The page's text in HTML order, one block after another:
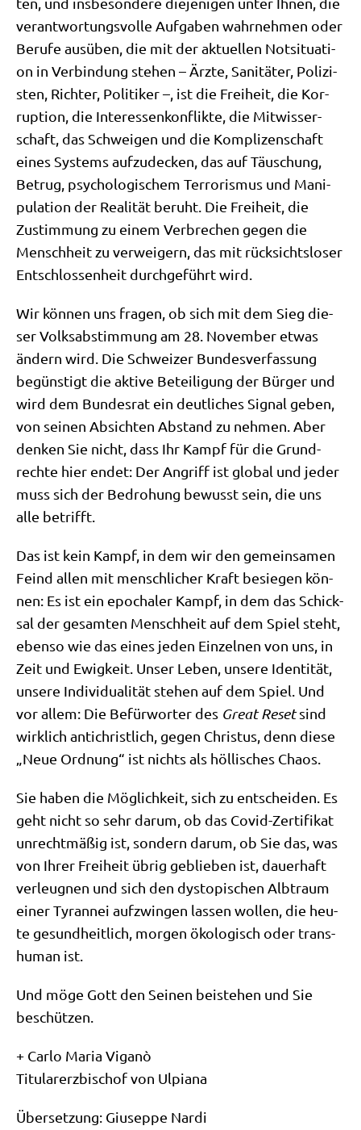
ver­ant­wor­tungs­vol­le Auf­ga­ben wahr­neh­men oder
Beru­fe aus­üben, die mit der aktu­el­len Not­si­tua­ti­
on in Ver­bin­dung ste­hen – Ärz­te, Sani­tä­ter, Poli­zi­
sten, Rich­ter, Poli­ti­ker –, ist die Frei­heit, die Kor­
rup­ti­on, die Inter­es­sen­kon­flik­te, die Mit­wis­ser­
schaft, das Schwei­gen und die Kom­pli­zen­schaft
eines Systems auf­zu­decken, das auf Täu­schung,
Betrug, psy­cho­lo­gi­schem Ter­ro­ris­mus und Mani­
pu­la­ti­on der Rea­li­tät beruht. Die Frei­heit, die
Zustim­mung zu einem Ver­bre­chen gegen die
Mensch­heit zu ver­wei­gern, das mit rück­sichts­lo­ser
Ent­schlos­sen­heit durch­ge­führt wird.
Wir kön­nen uns fra­gen, ob sich mit dem Sieg die­
ser Volks­ab­stim­mung am 28. Novem­ber etwas
ändern wird. Die Schwei­zer Bun­des­ver­fas­sung
begün­stigt die akti­ve Betei­li­gung der Bür­ger und
wird dem Bun­des­rat ein deut­li­ches Signal geben,
von sei­nen Absich­ten Abstand zu neh­men. Aber
den­ken Sie nicht, dass Ihr Kampf für die Grund­
rech­te hier endet: Der Angriff ist glo­bal und jeder
muss sich der Bedro­hung bewusst sein, die uns
alle betrifft.
Das ist kein Kampf, in dem wir den gemein­sa­men
Feind allen mit mensch­li­cher Kraft besie­gen kön­
nen: Es ist ein epo­cha­ler Kampf, in dem das Schick­
sal der gesam­ten Mensch­heit auf dem Spiel steht,
eben­so wie das eines jeden Ein­zel­nen von uns, in
Zeit und Ewig­keit. Unser Leben, unse­re Iden­ti­tät,
unse­re Indi­vi­dua­li­tät ste­hen auf dem Spiel. Und
vor allem: Die Befür­wor­ter des Gre­at Resetsind
wirk­lich anti­christ­lich, gegen Chri­stus, denn die­se
„Neue Ord­nung“ ist nichts als höl­li­sches Chaos.
Sie haben die Mög­lich­keit, sich zu ent­schei­den. Es
geht nicht so sehr dar­um, ob das Covid-Zer­ti­fi­kat
unrecht­mä­ßig ist, son­dern dar­um, ob Sie das, was
von Ihrer Frei­heit übrig geblie­ben ist, dau­er­haft
ver­leug­nen und sich den dys­to­pi­schen Alb­traum
einer Tyran­nei auf­zwin­gen las­sen wol­len, die heu­
te gesund­heit­lich, mor­gen öko­lo­gisch oder trans­
hu­man ist.
Und möge Gott den Sei­nen bei­ste­hen und Sie
beschützen.
+ Car­lo Maria Viganò
Titu­lar­erz­bi­schof von Ulpiana
Über­set­zung: Giu­sep­pe Nar­di